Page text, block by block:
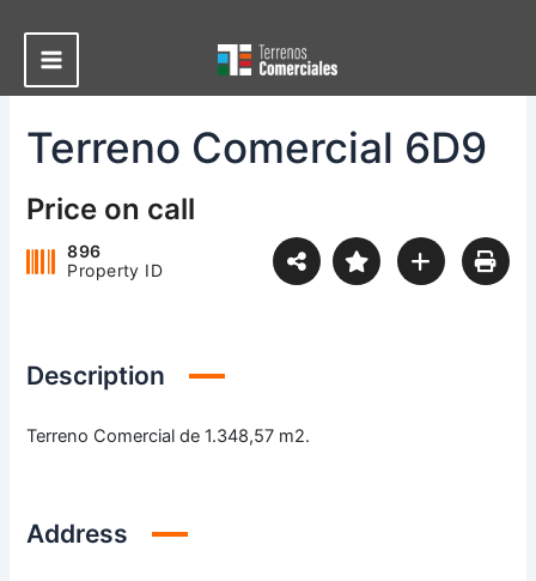
contenido
Main
Menu
Terreno Comercial 6D9
Price on call
896
Property ID
Description
Terreno Comercial de 1.348,57 m2.
Address